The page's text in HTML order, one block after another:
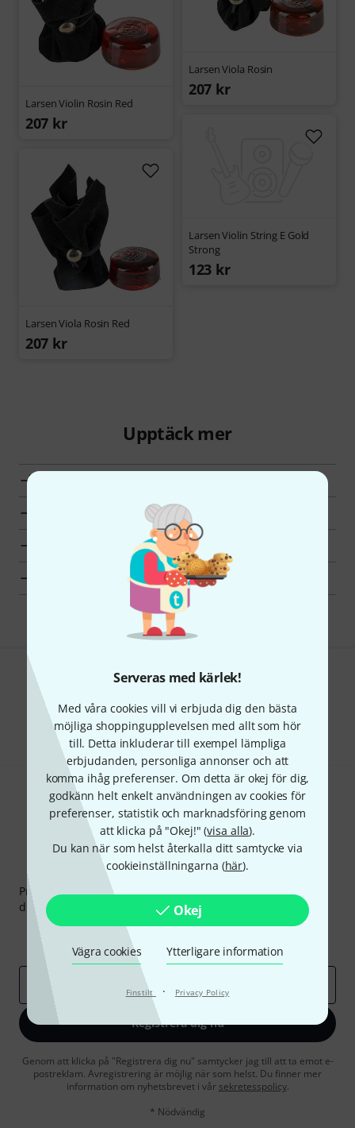
Serveras med kärlek!
Med våra cookies vill vi erbjuda dig den bästa
möjliga shoppingupplevelsen med allt som hör
till. Detta inkluderar till exempel lämpliga
erbjudanden, personliga annonser och att
komma ihåg preferenser. Om detta är okej för dig,
godkänn helt enkelt användningen av cookies för
preferenser, statistik och marknadsföring genom
att klicka på "Okej!" (visa alla).
Du kan när som helst återkalla ditt samtycke via
cookieinställningarna (här).
Okej
Vägra cookies Ytterligare information
Finstilt · Privacy Policy
Larsen Violin Rosin Red
207 kr
Larsen Viola Rosin
207 kr
Larsen Viola Rosin Red
207 kr
Larsen Violin String E Gold
Strong
123 kr
Upptäck mer
Gillar du vad du ser?
Dela Hjälp & Feedback
Thomann nyhetsbrev
Prenumererar på Thomanns Nyhetsbrev på engelska och
du kan med lite tur vinna en 50 kupong
Inspirerande inlägg
Erbjudanden
Thomann Insikter
Registrera dig nu
Genom att klicka på "Registrera dig nu" samtycker jag till att ta emot e-
postreklam. Avregistrering är möjlig när som helst. Du finner mer
information om nyhetsbrevet i vår sekretesspolicy.
* Nödvändig